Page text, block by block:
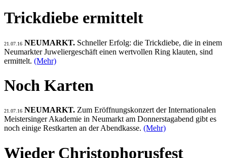
Trickdiebe ermittelt
21.07.16 NEUMARKT. Schneller Erfolg: die Trickdiebe, die in einem
Neumarkter Juweliergeschäft einen wertvollen Ring klauten, sind
ermittelt. (Mehr)
Noch Karten
21.07.16 NEUMARKT. Zum Eröffnungskonzert der Internationalen
Meistersinger Akademie in Neumarkt am Donnerstagabend gibt es
noch einige Restkarten an der Abendkasse. (Mehr)
Wieder Christophorusfest